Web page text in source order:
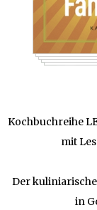
Kochbuchreihe
mit
Der
in